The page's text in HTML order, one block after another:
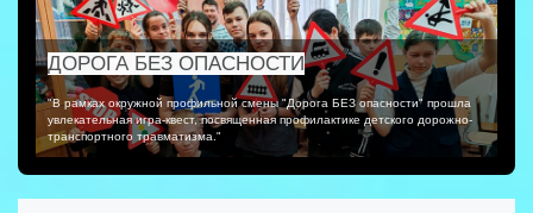
ДОРОГА БЕЗ ОПАСНОСТИ
"В рамках окружной профильной смены "Дорога БЕЗ опасности" прошла
увлекательная игра-квест, посвященная профилактике детского дорожно-
транспортного травматизма."